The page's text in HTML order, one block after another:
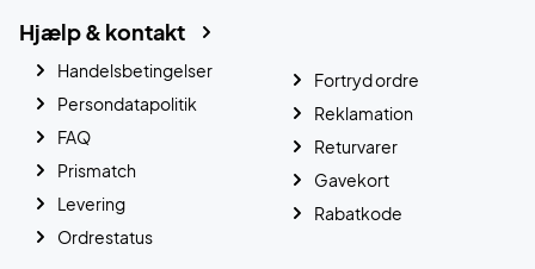
Hjælp & kontakt
Handelsbetingelser
Persondatapolitik
FAQ
Prismatch
Levering
Ordrestatus
Fortryd ordre
Reklamation
Returvarer
Gavekort
Rabatkode